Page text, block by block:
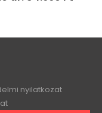
nyilatkozat